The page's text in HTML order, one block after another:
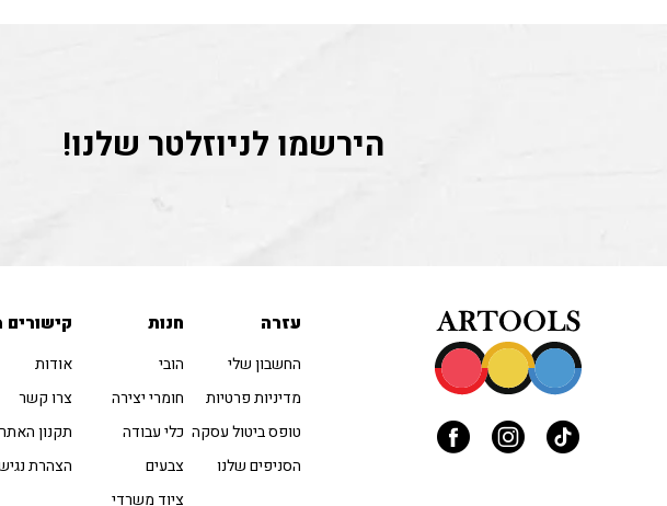
הירשמו לניוזלטר שלנו!
עזרה
החשבון שלי
מדיניות פרטיות
טופס ביטול עסקה
הסניפים שלנו
חנות
הובי
חומרי יצירה
כלי עבודה
צבעים
ציוד משרדי
קישורים
אודות
צרו קשר
תקנון האתר
הצהרת